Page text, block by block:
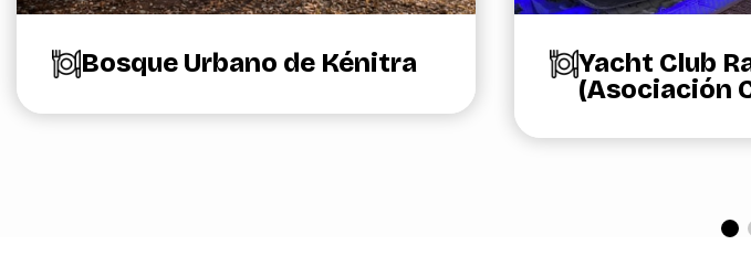
Bosque Urbano de Kénitra
Yacht Club
(Asociación